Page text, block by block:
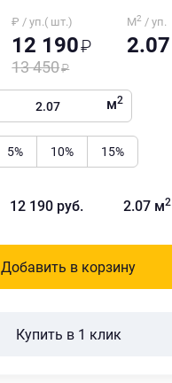
₽ / уп.( шт.)
12 190
13 450
М2 / уп.
2.07
м2
5% 10% 15%
12 190 руб. 2.07м2
Добавить в корзину
Купить в 1 клик